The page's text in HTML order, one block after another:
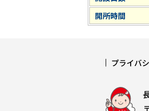
開所時間
プライバ